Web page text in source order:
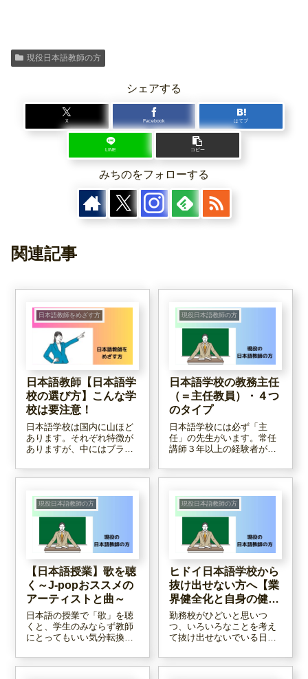
現役日本語教師の方
シェアする
X Facebook はてブ
LINE コピー
みちのをフォローする
関連記事
日本語教師をめざす方
日本語教師【日本語学
校の選び方】こんな学
校は要注意！
日本語学校は国内に山ほど
あります。それぞれ特徴が
ありますが、中にはブラッ
記事ではどうやって働く学
校を見極めればいいのか、
い要注意校なのか、それを
考えるヒントをまとめまし
現役日本語教師の方
日本語学校の教務主任
（＝主任教員）・４つ
のタイプ
日本語学校には必ず「主
任」の先生がいます。常任
講師３年以上の経験者が主
できます。勿論すばらしい
主任がたくさんいますが、
もいるようで・・・。この
記事では主任を４つのタイ
プに分けてみました。
現役日本語教師の方
【日本語授業】歌を聴
く～J-popおススメの
アーティストと曲～
日本語の授業で「歌」を聴
くと、学生のみならず教師
にとってもいい気分転換に
ーティストのこんな曲はい
現役日本語教師の方
ヒドイ日本語学校から
抜け出せない方へ【業
界健全化と自身の健康
の為に】
勤務校がひどいと思いつ
つ、いろいろなことを考え
て抜け出せないでいる日本
ます。が、即刻辞めること